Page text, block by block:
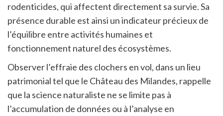
rodenticides, qui affectent directement sa survie. Sa
présence durable est ainsi un indicateur précieux de
l’équilibre entre activités humaines et
fonctionnement naturel des écosystèmes.
Observer l’effraie des clochers en vol, dans un lieu
patrimonial tel que le Château des Milandes, rappelle
que la science naturaliste ne se limite pas à
l’accumulation de données ou à l’analyse en